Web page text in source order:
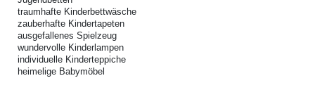
traumhafte Kinderbettwäsche
zauberhafte Kindertapeten
ausgefallenes Spielzeug
wundervolle Kinderlampen
individuelle Kinderteppiche
heimelige Babymöbel